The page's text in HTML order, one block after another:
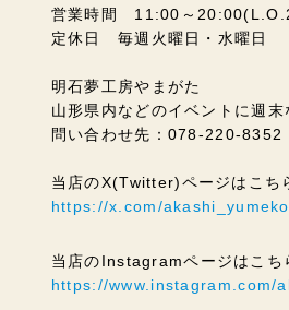
営業時間 11:00～
定休日 毎週火曜日・水曜日
明石夢工房やまがた
山形県内などのイベントに週末
問い合わせ先：078-220-8352
当店のX(Twitter)ページはこち
https://x.com/
当店のInstagramページはこち
https://www.instagram.com/